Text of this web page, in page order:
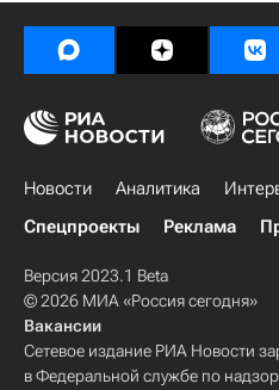
Новости Аналитика
Спецпроекты
Реклама
Версия 2023.1 Beta
© 2026 МИА «Россия сегодня»
Вакансии
Сетевое издание РИА Новости
в Федеральной службе по